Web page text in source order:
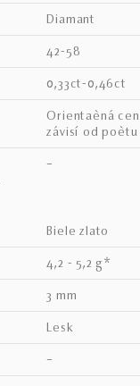
diamant
42-58
0,33ct-0,46ct
Orientaèná cena - cena
závisí od
–
biele zlato
4,2 - 5,2 g*
3 mm
lesk
–